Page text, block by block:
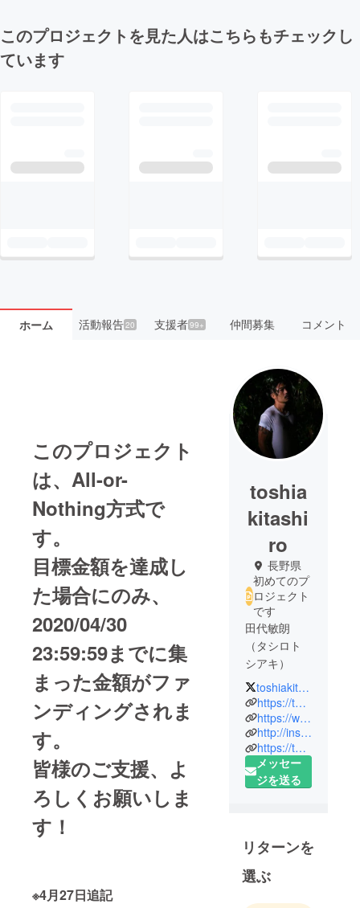
このプロジェクトを見た人はこちらもチェックし
ています
ホーム 活動報告20 支援者99+ 仲間募集 コメント
このプロジェクト
は、All-or-
Nothing方式で
す。
目標金額を達成し
た場合にのみ、
2020/04/30
23:59:59までに集
まった金額がファ
ンディングされま
す。
皆様のご支援、よ
ろしくお願いしま
す！
※4月27日追記
toshia
kitashi
ro
長野県
初めてのプ
ロジェクト
です
田代敏朗
（タシロト
シアキ）
1980年3月1
日佐賀県生
まれ。
佐賀県立佐
賀北高校芸
術コース美
阪芸術大学
芸術学部映
像学科中
toshiakitashiro
https://toshiakitashiro.com/
https://www.facebook.com/toshiakitashiro.art
http://instagram.com/toshiakitashiro_
https://twitter.com/toshiakitashiro
メッセー
ジを送る
リターンを
選ぶ